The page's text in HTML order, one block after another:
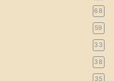
68
59
33
38
35